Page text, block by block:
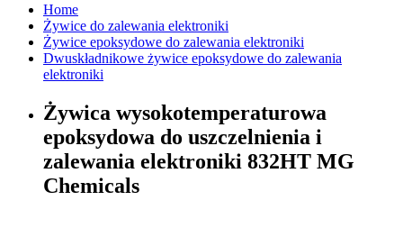
Home
Żywice do zalewania elektroniki
Żywice epoksydowe do zalewania elektroniki
Dwuskładnikowe żywice epoksydowe do zalewania
elektroniki
Żywica wysokotemperaturowa
epoksydowa do uszczelnienia i
zalewania elektroniki 832HT MG
Chemicals